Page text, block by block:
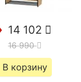
14 102
16 990
В корзину